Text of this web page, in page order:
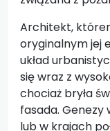
Architekt,
oryginalnym jej
układ
się wraz z
chociaż bryła
fasada. Genezy
lub w krajach